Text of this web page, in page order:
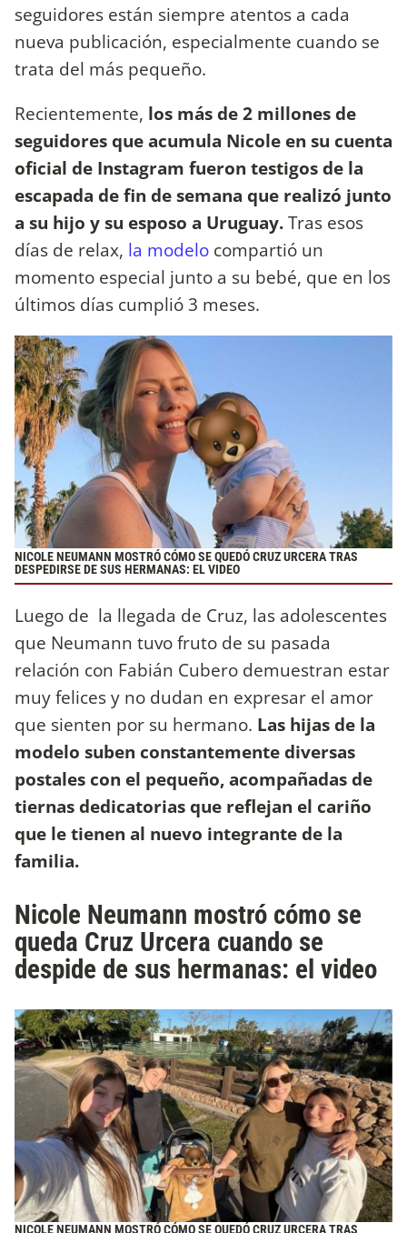
seguidores están siempre atentos a cada
nueva publicación, especialmente cuando se
trata del más pequeño.
Recientemente, los más de 2 millones de
seguidores que acumula Nicole en su cuenta
oficial de Instagram fueron testigos de la
escapada de fin de semana que realizó junto
a su hijo y su esposo a Uruguay.Tras esos
días de relax, la modelo compartió un
momento especial junto a su bebé, que en los
últimos días cumplió 3 meses.
NICOLE NEUMANN MOSTRÓ CÓMO SE QUEDÓ CRUZ URCERA TRAS
DESPEDIRSE DE SUS HERMANAS: EL VIDEO
Luego de la llegada de Cruz, las adolescentes
que Neumann tuvo fruto de su pasada
relación con Fabián Cubero demuestran estar
muy felices y no dudan en expresar el amor
que sienten por su hermano. Las hijas de la
modelo suben constantemente diversas
postales con el pequeño, acompañadas de
tiernas dedicatorias que reflejan el cariño
que le tienen al nuevo integrante de la
familia.
Nicole Neumann mostró cómo se
queda Cruz Urcera cuando se
despide de sus hermanas: el video